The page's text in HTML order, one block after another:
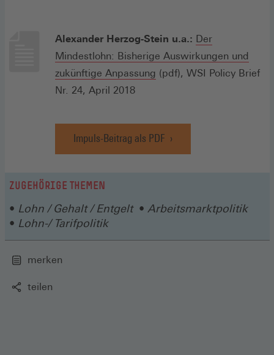
Alexander Herzog-Stein u.a.: Der
Mindestlohn: Bisherige Auswirkungen und
zukünftige Anpassung Zur
in
einem
neuen
(pdf), WSI Policy Brief
Nr. 24, April 2018
Impuls-Beitrag als PDF
(Öffnet
in
ZUGEHÖRIGE THEMEN
Lohn / Gehalt / Entgelt
Arbeitsmarktpolitik
Lohn-/ Tarifpolitik
merken
teilen